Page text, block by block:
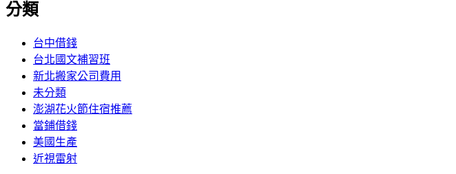
分類
台中借錢
台北國文補習班
新北搬家公司費用
未分類
澎湖花火節住宿推薦
當鋪借錢
美國生產
近視雷射